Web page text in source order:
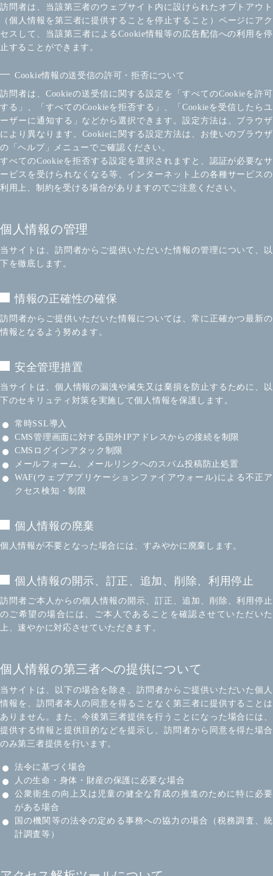
訪問者は、当該第三者のウェブサイト内に設けられたオプトアウト
（個人情報を第三者に提供することを停止すること）ページにアク
セスして、当該第三者によるCookie情報等の広告配信への利用を停
止することができます。
Cookie情報の送受信の許可・拒否について
訪問者は、Cookieの送受信に関する設定を「すべてのCookieを許可
する」、「すべてのCookieを拒否する」、「Cookieを受信したらユ
ーザーに通知する」などから選択できます。設定方法は、ブラウザ
により異なります。Cookieに関する設定方法は、お使いのブラウザ
の「ヘルプ」メニューでご確認ください。
すべてのCookieを拒否する設定を選択されますと、認証が必要なサ
ービスを受けられなくなる等、インターネット上の各種サービスの
利用上、制約を受ける場合がありますのでご注意ください。
個人情報の管理
当サイトは、訪問者からご提供いただいた情報の管理について、以
下を徹底します。
情報の正確性の確保
訪問者からご提供いただいた情報については、常に正確かつ最新の
情報となるよう努めます。
安全管理措置
当サイトは、個人情報の漏洩や滅失又は棄損を防止するために、以
下のセキリュティ対策を実施して個人情報を保護します。
常時SSL導入
CMS管理画面に対する国外IPアドレスからの接続を制限
CMSログインアタック制限
メールフォーム、メールリンクへのスパム投稿防止処置
WAF(ウェブアプリケーションファイアウォール)による不正ア
クセス検知・制限
個人情報の廃棄
個人情報が不要となった場合には、すみやかに廃棄します。
個人情報の開示、訂正、追加、削除、利用停止
訪問者ご本人からの個人情報の開示、訂正、追加、削除、利用停止
のご希望の場合には、ご本人であることを確認させていただいた
上、速やかに対応させていただきます。
個人情報の第三者への提供について
当サイトは、以下の場合を除き、訪問者からご提供いただいた個人
情報を、訪問者本人の同意を得ることなく第三者に提供することは
ありません。また、今後第三者提供を行うことになった場合には、
提供する情報と提供目的などを提示し、訪問者から同意を得た場合
のみ第三者提供を行います。
法令に基づく場合
人の生命・身体・財産の保護に必要な場合
公衆衛生の向上又は児童の健全な育成の推進のために特に必要
がある場合
国の機関等の法令の定める事務への協力の場合（税務調査、統
計調査等）